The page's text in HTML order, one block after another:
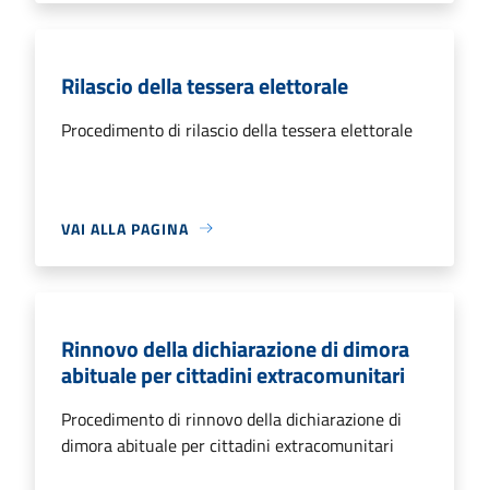
Rilascio della tessera elettorale
Procedimento di rilascio della tessera elettorale
VAI ALLA PAGINA
Rinnovo della dichiarazione di dimora
abituale per cittadini extracomunitari
Procedimento di rinnovo della dichiarazione di
dimora abituale per cittadini extracomunitari